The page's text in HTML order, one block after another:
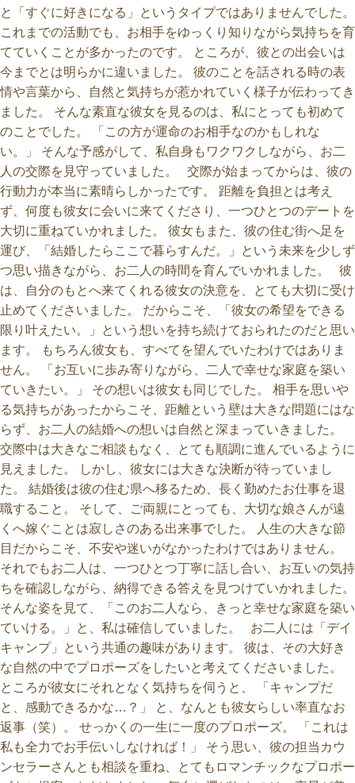
と「すぐに好きになる」というタイプではありませんでした。
これまでの活動でも、お相手をゆっくり知りながら気持ちを育
てていくことが多かったのです。 ところが、彼との出会いは
今までとは明らかに違いました。 彼のことを話される時の表
情や言葉から、自然と気持ちが惹かれていく様子が伝わってき
ました。 そんな素直な彼女を見るのは、私にとっても初めて
のことでした。 「この方が運命のお相手なのかもしれな
い。」 そんな予感がして、私自身もワクワクしながら、お二
人の交際を見守っていました。 交際が始まってからは、彼の
行動力が本当に素晴らしかったです。 距離を負担とは考え
ず、何度も彼女に会いに来てくださり、一つひとつのデートを
大切に重ねていかれました。 彼女もまた、彼の住む街へ足を
運び、「結婚したらここで暮らすんだ。」という未来を少しず
つ思い描きながら、お二人の時間を育んでいかれました。 彼
は、自分のもとへ来てくれる彼女の決意を、とても大切に受け
止めてくださいました。 だからこそ、「彼女の希望をできる
限り叶えたい。」という想いを持ち続けておられたのだと思い
ます。 もちろん彼女も、すべてを望んでいたわけではありま
せん。 「お互いに歩み寄りながら、二人で幸せな家庭を築い
ていきたい。」 その想いは彼女も同じでした。 相手を思いや
る気持ちがあったからこそ、距離という壁は大きな問題にはな
らず、お二人の結婚への想いは自然と深まっていきました。
交際中は大きなご相談もなく、とても順調に進んでいるように
見えました。 しかし、彼女には大きな決断が待っていまし
た。 結婚後は彼の住む県へ移るため、長く勤めたお仕事を退
職すること。 そして、ご両親にとっても、大切な娘さんが遠
くへ嫁ぐことは寂しさのある出来事でした。 人生の大きな節
目だからこそ、不安や迷いがなかったわけではありません。
それでもお二人は、一つひとつ丁寧に話し合い、お互いの気持
ちを確認しながら、納得できる答えを見つけていかれました。
そんな姿を見て、「このお二人なら、きっと幸せな家庭を築い
ていける。」と、私は確信していました。 お二人には「デイ
キャンプ」という共通の趣味があります。 彼は、その大好き
な自然の中でプロポーズをしたいと考えてくださいました。
ところが彼女にそれとなく気持ちを伺うと、 「キャンプだ
と、感動できるかな…？」 と、なんとも彼女らしい率直なお
返事（笑）。 せっかくの一生に一度のプロポーズ。 「これは
私も全力でお手伝いしなければ！」 そう思い、彼の担当カウ
ンセラーさんとも相談を重ね、とてもロマンチックなプロポー